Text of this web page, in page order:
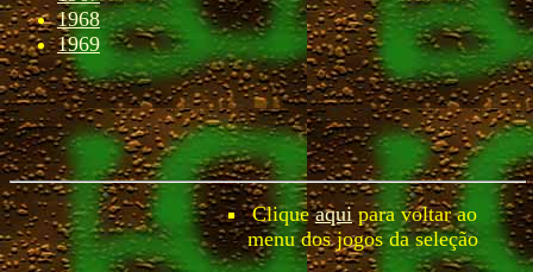
1968
1969
Cliqueaquipara voltar ao
menu dos jogos da seleção